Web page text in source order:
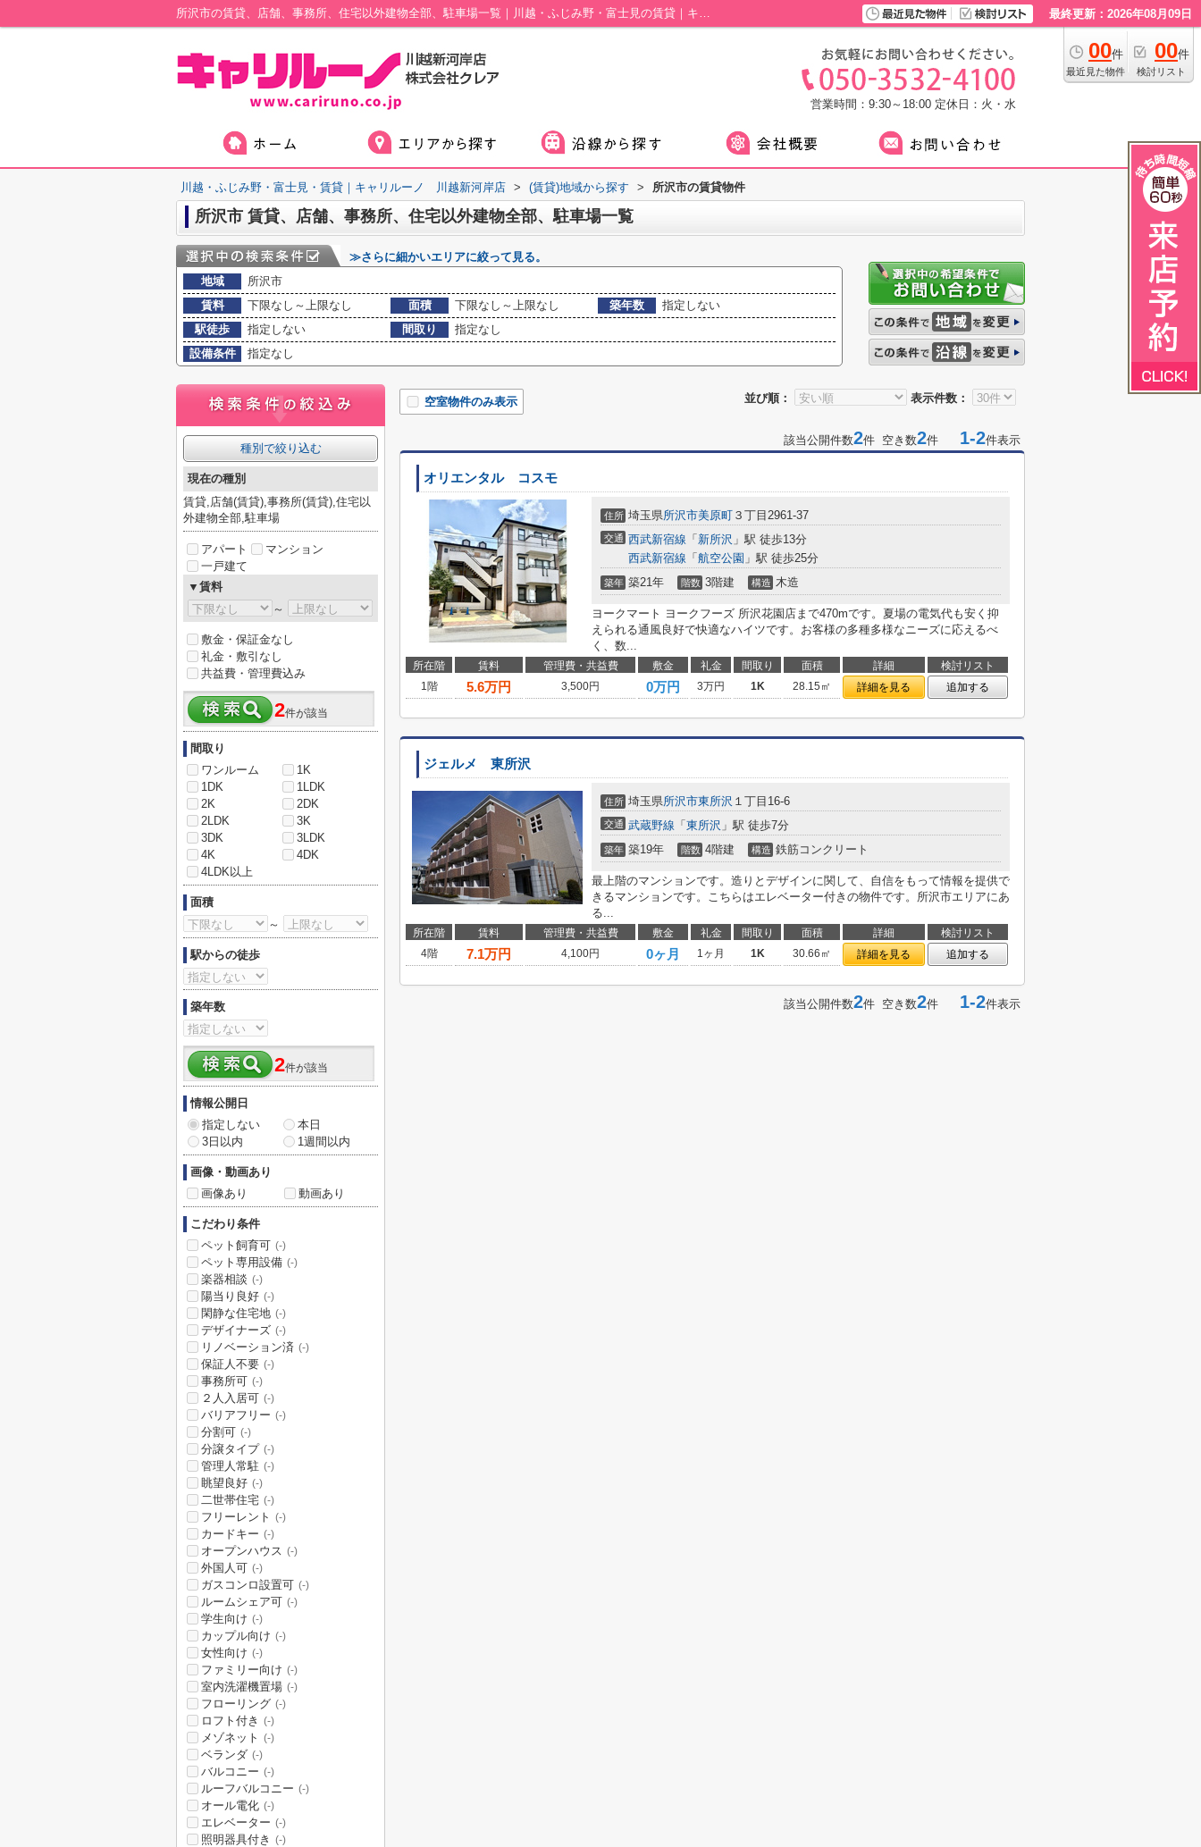
所沢市の賃貸、店舗、事務所、住宅以外建物全部、駐車場一覧｜川越・ふじみ野・富士見の賃貸｜キャリルーノ 川越新河岸店 最終更新：2026年08月09日
00件
最近見た物件
00件
検討リスト
営業時間：9:30～18:00 定休日：火・水
川越・ふじみ野・富士見・賃貸｜キャリルーノ 川越新河岸店 > (賃貸)地域から探す > 所沢市の賃貸物件
所沢市 賃貸、店舗、事務所、住宅以外建物全部、駐車場一覧
≫さらに細かいエリアに絞って見る。
地域
所沢市
賃料
下限なし～上限なし 面積 下限なし～上限なし 築年数
指定しない
駅徒歩
指定しない 間取り
指定なし
設備条件
指定なし
並び順： 表示件数：
空室物件のみ表示
該当公開件数2件 空き数2件 1-2件表示
オリエンタル コスモ
住所 埼玉県所沢市美原町 ３丁目2961-37
交通 西武新宿線 「 新所沢 」駅 徒歩13分
西武新宿線 「 航空公園 」駅 徒歩25分
築年 築21年 階数 3階建 構造 木造
ヨークマート ヨークフーズ 所沢花園店まで470mです。夏場の電気代も安く抑
えられる通風良好で快適なハイツです。お客様の多種多様なニーズに応えるべ
く、数...
所在階 賃料 管理費・共益費 敷金 礼金 間取り 面積 詳細
検討リスト
1階
5.6万円 3,500円 0万円 3万円 1K 28.15㎡ 詳細を見る 追加する
ジェルメ 東所沢
住所 埼玉県所沢市東所沢 １丁目16-6
交通 武蔵野線 「 東所沢 」駅 徒歩7分
築年 築19年 階数 4階建 構造 鉄筋コンクリート
最上階のマンションです。造りとデザインに関して、自信をもって情報を提供で
きるマンションです。こちらはエレベーター付きの物件です。所沢市エリアにあ
る...
所在階 賃料 管理費・共益費 敷金 礼金 間取り 面積 詳細
検討リスト
4階
7.1万円 4,100円 0ヶ月 1ヶ月 1K 30.66㎡ 詳細を見る 追加する
該当公開件数2件 空き数2件 1-2件表示
種別で絞り込む
現在の種別
賃貸,店舗(賃貸),事務所(賃貸),住宅以
外建物全部,駐車場
アパート
マンション
一戸建て
▼賃料
～
敷金・保証金なし
礼金・敷引なし
共益費・管理費込み
2件が該当
間取り
ワンルーム
1K
1DK
1LDK
2K
2DK
2LDK
3K
3DK
3LDK
4K
4DK
4LDK以上
面積
～
駅からの徒歩
築年数
2件が該当
情報公開日
指定しない
本日
3日以内
1週間以内
画像・動画あり
画像あり
動画あり
こだわり条件
ペット飼育可 (-)
ペット専用設備 (-)
楽器相談 (-)
陽当り良好 (-)
閑静な住宅地 (-)
デザイナーズ (-)
リノベーション済 (-)
保証人不要 (-)
事務所可 (-)
２人入居可 (-)
バリアフリー (-)
分割可 (-)
分譲タイプ (-)
管理人常駐 (-)
眺望良好 (-)
二世帯住宅 (-)
フリーレント (-)
カードキー (-)
オープンハウス (-)
外国人可 (-)
ガスコンロ設置可 (-)
ルームシェア可 (-)
学生向け (-)
カップル向け (-)
女性向け (-)
ファミリー向け (-)
室内洗濯機置場 (-)
フローリング (-)
ロフト付き (-)
メゾネット (-)
ベランダ (-)
バルコニー (-)
ルーフバルコニー (-)
オール電化 (-)
エレベーター (-)
照明器具付き (-)